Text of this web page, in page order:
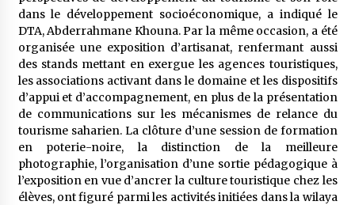
retraite : Coup d’envoi d’une campagne de
sensibilisation au profit de la communauté
nationale à l’étranger
3 semaines ago
Lancement d’une campagne nationale de
sensibilisation sur la lutte contre le travail
3 semaines ago
Première voiture de course conçue et
fabriquée localement : Une équipe d’étudiants
algériens participe à une compétition
internationale
3 semaines ago
dans le développement socioéconomique, a indiqué le
DTA, Abderrahmane Khouna. Par la même occasion, a été
organisée une exposition d’artisanat, renfermant aussi
des stands mettant en exergue les agences touristiques,
les associations activant dans le domaine et les dispositifs
d’appui et d’accompagnement, en plus de la présentation
de communications sur les mécanismes de relance du
tourisme saharien. La clôture d’une session de formation
en poterie-noire, la distinction de la meilleure
photographie, l’organisation d’une sortie pédagogique à
l’exposition en vue d’ancrer la culture touristique chez les
élèves, ont figuré parmi les activités initiées dans la wilaya